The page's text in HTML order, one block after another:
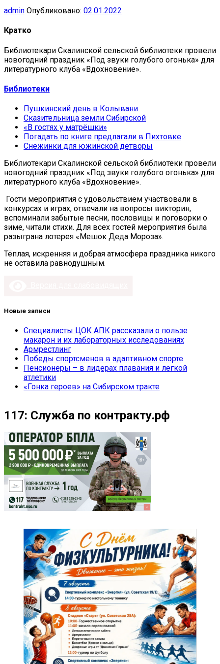
admin Опубликовано: 02.01.2022
Кратко
Библиотекари Скалинской сельской библиотеки провели
новогодний праздник «Под звуки голубого огонька» для
литературного клуба «Вдохновение».
Библиотеки
Пушкинский день в Колывани
Сказительница земли Сибирской
«В гостях у матрёшки»
Погадать по книге предлагали в Пихтовке
Снежинки для южинской детворы
Библиотекари Скалинской сельской библиотеки провели
новогодний праздник «Под звуки голубого огонька» для
литературного клуба «Вдохновение».
Гости мероприятия с удовольствием участвовали в
конкурсах и играх, отвечали на вопросы викторин,
вспоминали забытые песни, пословицы и поговорки о
зиме, читали стихи. Для всех гостей мероприятия была
разыграна лотерея «Мешок Деда Мороза».
Тёплая, искренняя и добрая атмосфера праздника никого
не оставила равнодушным.
Новые записи
Специалисты ЦОК АПК рассказали о пользе
макарон и их лабораторных исследованиях
Армрестлинг
Победы спортсменов в адаптивном спорте
Пенсионеры – в лидерах плавания и легкой
атлетики
«Гонка героев» на Сибирском тракте
117: Служба по контракту.рф